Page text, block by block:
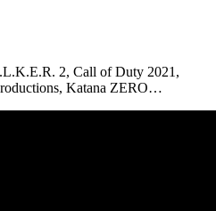
2, Call of Duty 2021,
Katana ZERO…